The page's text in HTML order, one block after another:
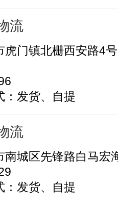
流
虎门镇北栅西安路4
：发货、自提
流
南城区先锋路白马宏
：发货、自提